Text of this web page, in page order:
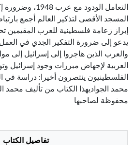
التعامل الودود مع
المسجد الأقصى لتذكير العالم أجمع
إبراز زعامة فلسطينية للعرب المقيمين
يدعو إلى ضرورة التفكير الجدي في العمل
والعرب الذين هاجروا إلى إسرائيل إلى
العربية لإجهاض مبررات وجود إسرائيل
محمد الجواديهذا الكتاب من تأليف محمد
محفوظة لصاحبها
تفاصيل الكتاب